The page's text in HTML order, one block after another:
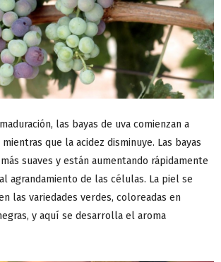
las bayas de uva comienzan a
que la acidez disminuye. Las bayas
suaves y están aumentando rápidamente
agrandamiento de las células. La piel se
las variedades verdes, coloreadas en
y aquí se desarrolla el aroma